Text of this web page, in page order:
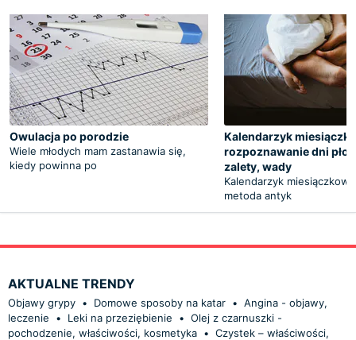
Owulacja po porodzie
Wiele młodych mam zastanawia się,
kiedy powinna po
Kalendarzyk
rozpoznawanie dni
zalety, wady
Kalendarzyk
metoda antyk
AKTUALNE TRENDY
Objawy grypy • Domowe sposoby na katar • Angina - objawy,
leczenie
• Leki na przeziębienie • Olej z czarnuszki -
pochodzenie, właściwości, kosmetyka • Czystek – właściwości,